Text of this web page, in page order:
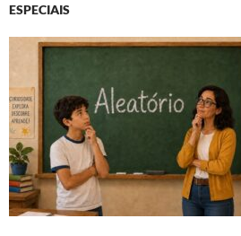
ESPECIAIS